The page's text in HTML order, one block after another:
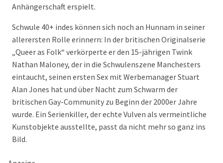
Anhängerschaft erspielt.
Schwule 40+ indes können sich noch an Hunnam in seiner
allerersten Rolle erinnern: In der britischen Originalserie
„Queer as Folk“ verkörperte er den 15-jährigen Twink
Nathan Maloney, der in die Schwulenszene Manchesters
eintaucht, seinen ersten Sex mit Werbemanager Stuart
Alan Jones hat und über Nacht zum Schwarm der
britischen Gay-Community zu Beginn der 2000er Jahre
wurde. Ein Serienkiller, der echte Vulven als vermeintliche
Kunstobjekte ausstellte, passt da nicht mehr so ganz ins
Bild.